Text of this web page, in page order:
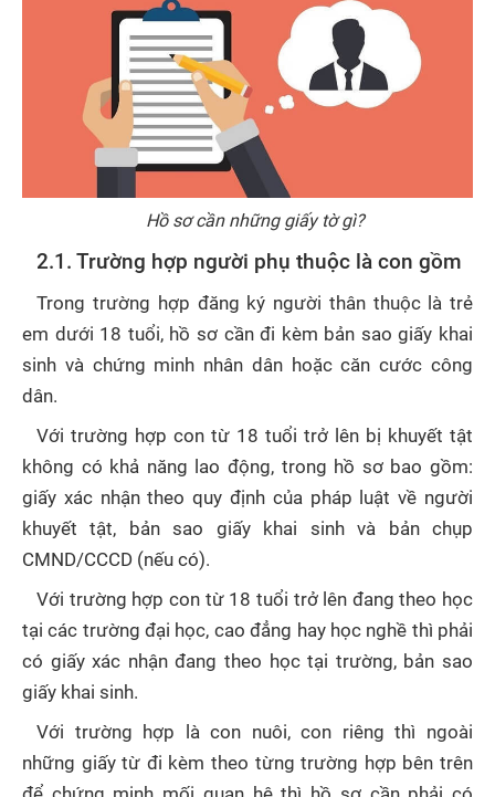
Hồ sơ cần những giấy tờ gì?
2.1. Trường hợp người phụ thuộc là con gồm
Trong trường hợp đăng ký người thân thuộc là trẻ
em dưới 18 tuổi, hồ sơ cần đi kèm bản sao giấy khai
sinh và chứng minh nhân dân hoặc căn cước công
dân.
Với trường hợp con từ 18 tuổi trở lên bị khuyết tật
không có khả năng lao động, trong hồ sơ bao gồm:
giấy xác nhận theo quy định của pháp luật về người
khuyết tật, bản sao giấy khai sinh và bản chụp
CMND/CCCD (nếu có).
Với trường hợp con từ 18 tuổi trở lên đang theo học
tại các trường đại học, cao đẳng hay học nghề thì phải
có giấy xác nhận đang theo học tại trường, bản sao
giấy khai sinh.
Với trường hợp là con nuôi, con riêng thì ngoài
những giấy từ đi kèm theo từng trường hợp bên trên